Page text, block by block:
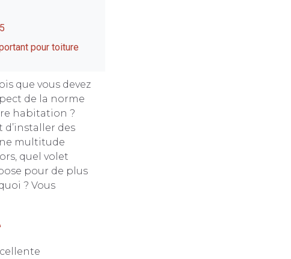
pour toiture
que vous devez
de la norme
habitation ?
des
multitude
quel volet
pour de plus
? Vous